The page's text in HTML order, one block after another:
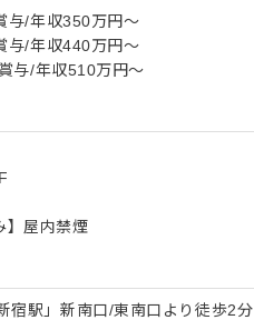
与/年収350万円～
与/年収440万円～
与/年収510万円～
】屋内禁煙
宿駅」新南口/東南口より徒歩2分